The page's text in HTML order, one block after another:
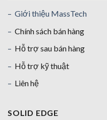
– Giới thiệu MassTech
– Chính sách bán hàng
– Hỗ trợ sau bán hàng
– Hỗ trợ kỹ thuật
– Liên hệ
SOLID EDGE